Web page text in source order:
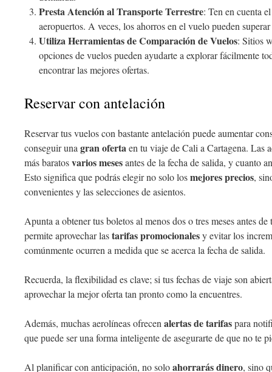
Presta Atención al Transporte Terrestre: Ten en cuenta
aeropuertos. A veces, los ahorros en el vuelo pueden
Utiliza Herramientas de Comparación de Vuelos: Sitios
opciones de vuelos pueden ayudarte a explorar fácilmente
encontrar las mejores ofertas.
Reservar con antelación
Reservar tus vuelos con bastante antelación puede aumentar
conseguir una gran ofertaen tu viaje de Cali a Cartagena. Las
más baratosvarios mesesantes de la fecha de salida, y cuanto
Esto significa que podrás elegir no solo losmejores precios,
convenientes y las selecciones de asientos.
Apunta a obtener tus boletos al menos dos o tres meses antes
permite aprovechar lastarifas promocionalesy evitar los
comúnmente ocurren a medida que se acerca la fecha de salida.
Recuerda, la flexibilidad es clave; si tus fechas de viaje son
aprovechar la mejor oferta tan pronto como la encuentres.
Además, muchas aerolíneas ofrecen alertas de tarifaspara
que puede ser una forma inteligente de asegurarte de que no te
Al planificar con anticipación, no soloahorrarás dinero, sino